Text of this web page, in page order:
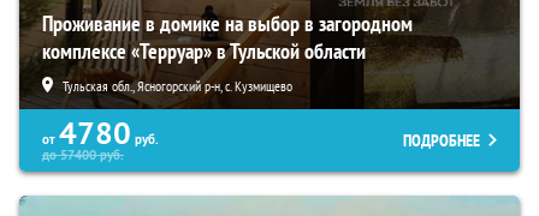
Проживание в домике на выбор в загородном
комплексе «Терруар» в Тульской области
Тульская обл., Ясногорский р-н, с. Кузмищево
от 4780 руб.
до57400руб.
ПОДРОБНЕЕ